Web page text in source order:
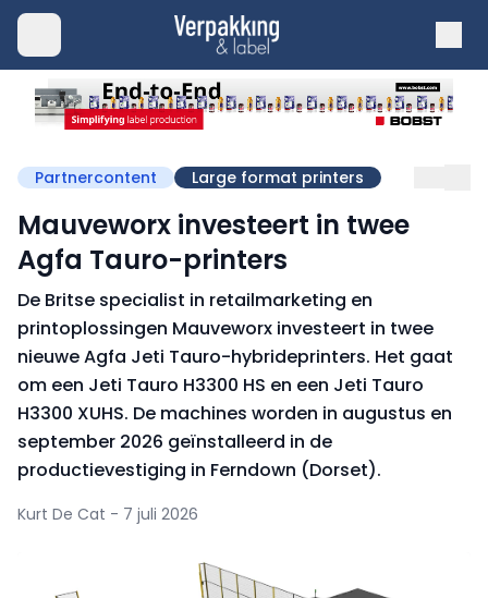
Partnercontent Large format printers
Mauveworx investeert in twee
Agfa Tauro-printers
De Britse specialist in retailmarketing en
printoplossingen Mauveworx investeert in twee
nieuwe Agfa Jeti Tauro-hybrideprinters. Het gaat
om een Jeti Tauro H3300 HS en een Jeti Tauro
H3300 XUHS. De machines worden in augustus en
september 2026 geïnstalleerd in de
productievestiging in Ferndown (Dorset).
Kurt De Cat - 7 juli 2026